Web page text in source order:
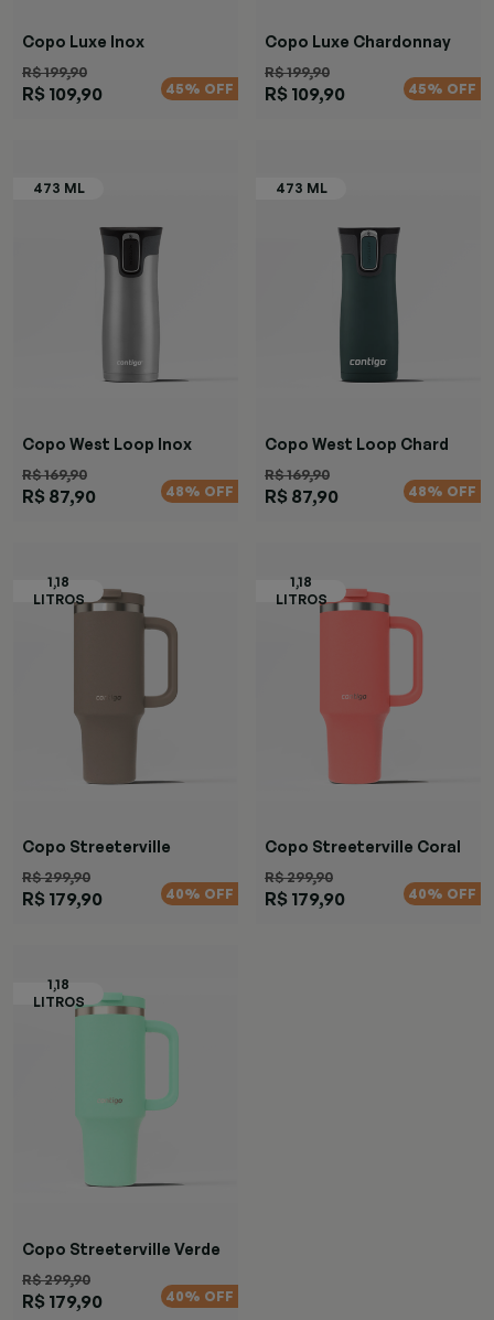
Copo Luxe Inox
R$ 199,90
R$ 109,90 45% OFF
Copo Luxe Chardonnay
R$ 199,90
R$ 109,90 45% OFF
Copo West Loop Inox
R$ 169,90
R$ 87,90 48% OFF
Copo West Loop Chard
R$ 169,90
R$ 87,90 48% OFF
Copo Streeterville
R$ 299,90
R$ 179,90 40% OFF
Copo Streeterville Coral
R$ 299,90
R$ 179,90 40% OFF
Copo Streeterville Verde
R$ 299,90
R$ 179,90 40% OFF